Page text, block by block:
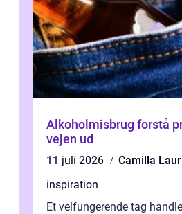
Alkoholmisbrug forstå problemet og
vejen ud
11 juli 2026
Camilla
inspiration
Et velfungerende tag